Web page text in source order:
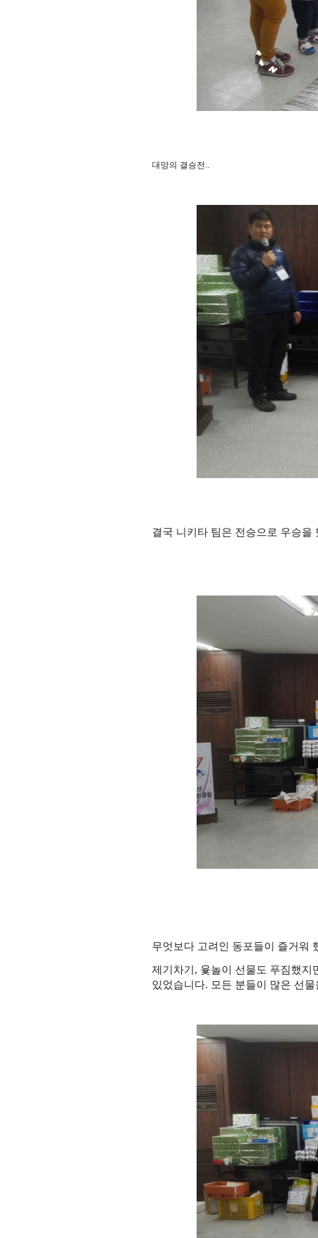
대망의 결승전..
결국 니키타 팀은 전승으로 우승을
무엇보다 고려인 동포들이 즐거워
제기차기, 윷놀이 선물도 푸짐했지
있었습니다. 모든 분들이 많은 선